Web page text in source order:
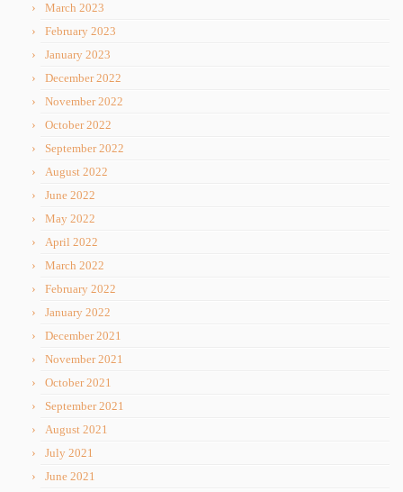
March 2023
February 2023
January 2023
December 2022
November 2022
October 2022
September 2022
August 2022
June 2022
May 2022
April 2022
March 2022
February 2022
January 2022
December 2021
November 2021
October 2021
September 2021
August 2021
July 2021
June 2021